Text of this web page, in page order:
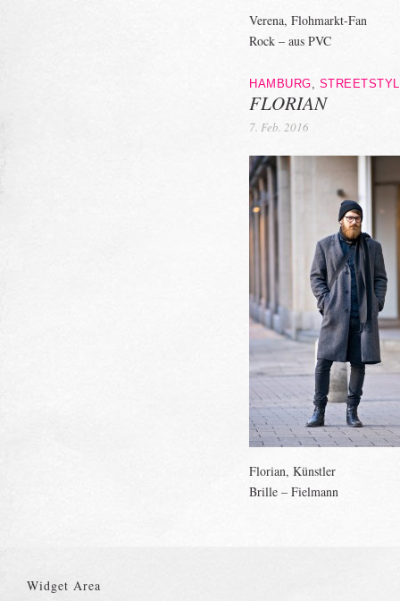
Verena, Flohmarkt-Fan
Rock – aus PVC
HAMBURG,
FLORIAN
7. Feb. 2016
Florian, Künstler
Brille – Fielmann
Widget Area